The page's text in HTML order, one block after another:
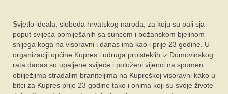
Svjetlo ideala, sloboda hrvatskog naroda, za koju su pali sja
poput svijeća pomiješanih sa suncem i božanskom bjelinom
snijega koga na visoravni i danas ima kao i prije 23 godine. U
organizaciji općine Kupres i udruga proisteklih iz Domovinskog
rata danas su upaljene svijeće i položeni vijenci na spomen
obilježjima stradalim braniteljima na Kupreškoj visoravni kako u
bitci za Kupres prije 23 godine tako i onima koji su svoje živote